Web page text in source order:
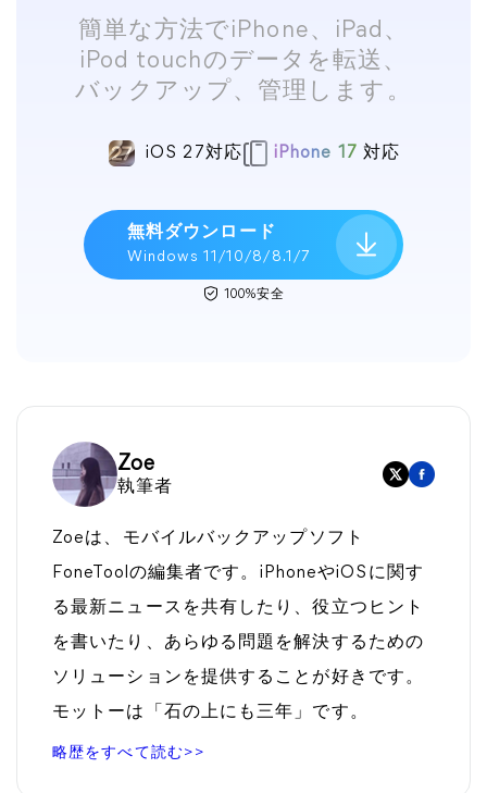
簡単な方法でiPhone、iPad、
iPod touchのデータを転送、
バックアップ、管理します。
iOS 27対応 iPhone 17 対応
無料ダウンロード
Windows 11/10/8/8.1/7
100%安全
Zoe
執筆者
Zoeは、モバイルバックアップソフト
FoneToolの編集者です。iPhoneやiOSに関す
る最新ニュースを共有したり、役立つヒント
を書いたり、あらゆる問題を解決するための
ソリューションを提供することが好きです。
モットーは「石の上にも三年」です。
略歴をすべて読む>>